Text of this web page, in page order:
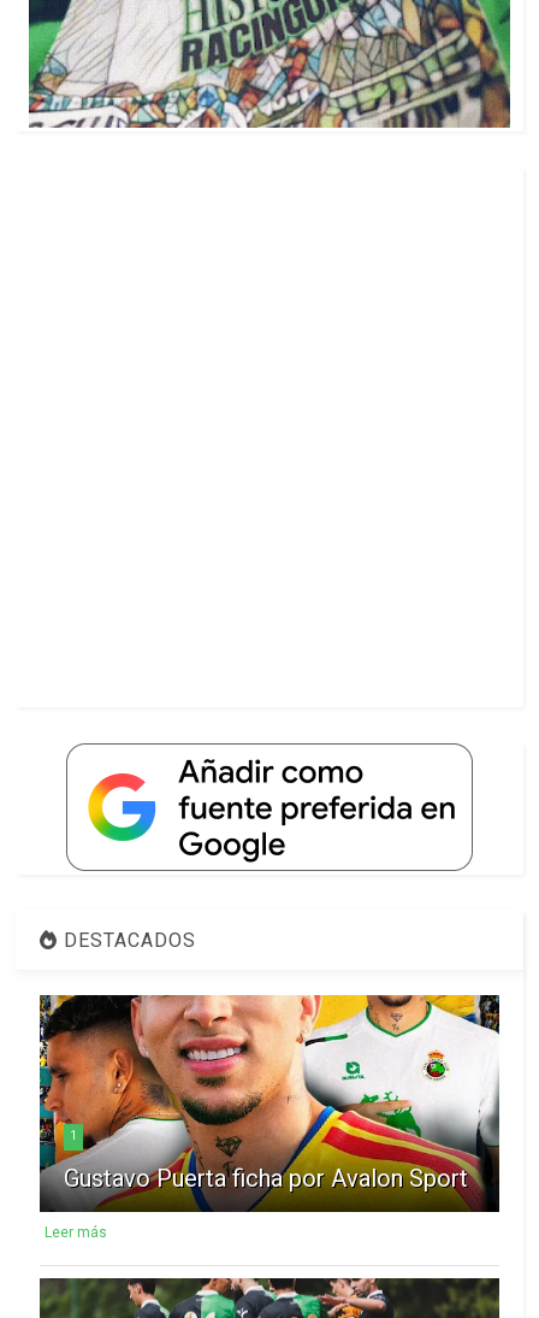
DESTACADOS
1
Gustavo Puerta ficha por Avalon Sport
Leer más